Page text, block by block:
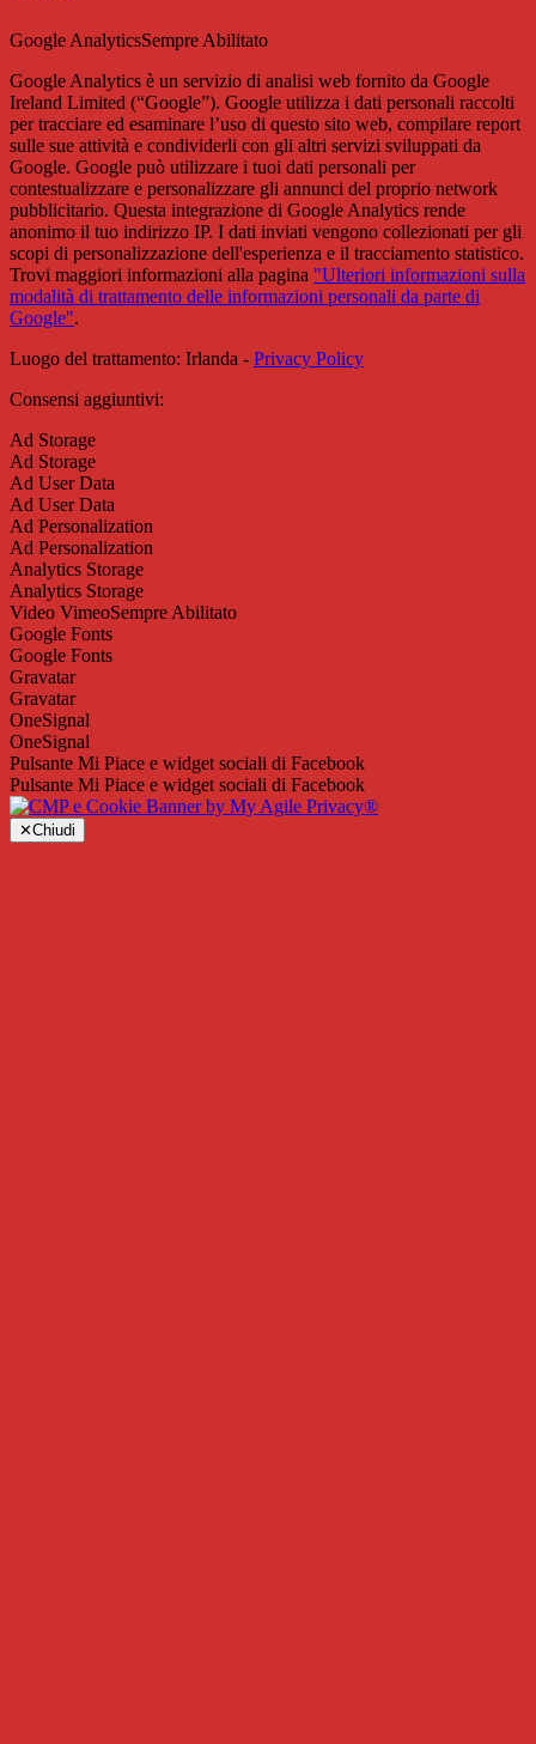
Google AnalyticsSempre Abilitato
Google Analytics è un servizio di analisi web fornito da Google
Ireland Limited (“Google”). Google utilizza i dati personali raccolti
per tracciare ed esaminare l’uso di questo sito web, compilare report
sulle sue attività e condividerli con gli altri servizi sviluppati da
Google. Google può utilizzare i tuoi dati personali per
contestualizzare e personalizzare gli annunci del proprio network
pubblicitario. Questa integrazione di Google Analytics rende
anonimo il tuo indirizzo IP. I dati inviati vengono collezionati per gli
scopi di personalizzazione dell'esperienza e il tracciamento statistico.
Trovi maggiori informazioni alla pagina "Ulteriori informazioni sulla
modalità di trattamento delle informazioni personali da parte di
Google".
Luogo del trattamento: Irlanda - Privacy Policy
Consensi aggiuntivi:
Ad Storage
Ad Storage
Ad User Data
Ad User Data
Ad Personalization
Ad Personalization
Analytics Storage
Analytics Storage
Video VimeoSempre Abilitato
Google Fonts
Google Fonts
Gravatar
Gravatar
OneSignal
OneSignal
Pulsante Mi Piace e widget sociali di Facebook
Pulsante Mi Piace e widget sociali di Facebook
✕Chiudi